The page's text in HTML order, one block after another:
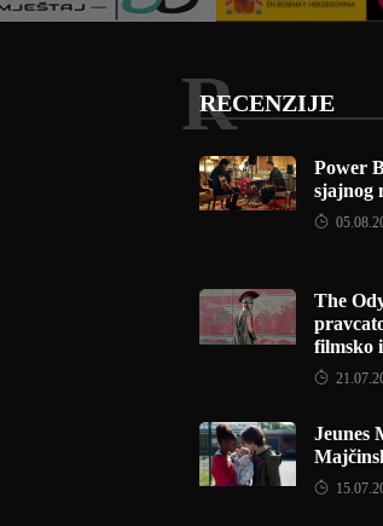
RECENZIJE
R
Power
sjajnog
The
filmsko
Jeunes